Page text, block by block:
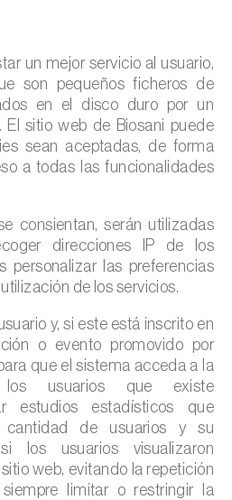
un mejor servicio al usuario,
son pequeños ficheros de
en el disco duro por un
El sitio web de Biosani puede
sean aceptadas, de forma
a todas las funcionalidades
consientan, serán utilizadas
direcciones IP de los
personalizar las preferencias
de los servicios.
y, si este está inscrito en
o evento promovido por
que el sistema acceda a la
los usuarios que existe
estudios estadísticos que
cantidad de usuarios y su
los usuarios visualizaron
web, evitando la repetición
limitar o restringir la